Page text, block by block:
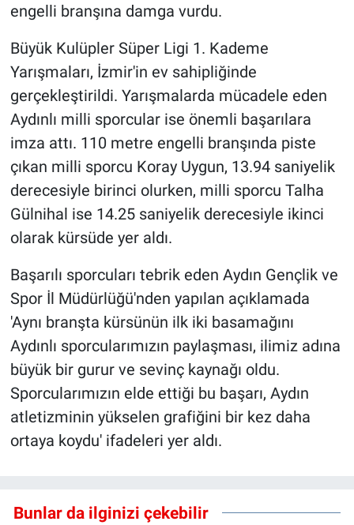
engelli branşına damga vurdu.
Büyük Kulüpler Süper Ligi 1. Kademe
Yarışmaları, İzmir'in ev sahipliğinde
gerçekleştirildi. Yarışmalarda mücadele eden
Aydınlı milli sporcular ise önemli başarılara
imza attı. 110 metre engelli branşında piste
çıkan milli sporcu Koray Uygun, 13.94 saniyelik
derecesiyle birinci olurken, milli sporcu Talha
Gülnihal ise 14.25 saniyelik derecesiyle ikinci
olarak kürsüde yer aldı.
Başarılı sporcuları tebrik eden Aydın Gençlik ve
Spor İl Müdürlüğü'nden yapılan açıklamada
'Aynı branşta kürsünün ilk iki basamağını
Aydınlı sporcularımızın paylaşması, ilimiz adına
büyük bir gurur ve sevinç kaynağı oldu.
Sporcularımızın elde ettiği bu başarı, Aydın
atletizminin yükselen grafiğini bir kez daha
ortaya koydu' ifadeleri yer aldı.
Bunlar da ilginizi çekebilir